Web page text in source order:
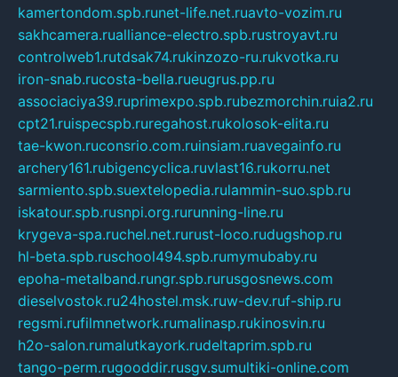
kamertondom.spb.runet-life.net.ruavto-vozim.ru
sakhcamera.rualliance-electro.spb.rustroyavt.ru
controlweb1.rutdsak74.rukinzozo-ru.rukvotka.ru
iron-snab.rucosta-bella.rueugrus.pp.ru
associaciya39.ruprimexpo.spb.rubezmorchin.ruia2.ru
cpt21.ruispecspb.ruregahost.rukolosok-elita.ru
tae-kwon.ruconsrio.com.ruinsiam.ruavegainfo.ru
archery161.rubigencyclica.ruvlast16.rukorru.net
sarmiento.spb.suextelopedia.rulammin-suo.spb.ru
iskatour.spb.rusnpi.org.rurunning-line.ru
krygeva-spa.ruchel.net.rurust-loco.rudugshop.ru
hl-beta.spb.ruschool494.spb.rumymubaby.ru
epoha-metalband.rungr.spb.rurusgosnews.com
dieselvostok.ru24hostel.msk.ruw-dev.ruf-ship.ru
regsmi.rufilmnetwork.rumalinasp.rukinosvin.ru
h2o-salon.rumalutkayork.rudeltaprim.spb.ru
tango-perm.rugooddir.rusgv.sumultiki-online.com